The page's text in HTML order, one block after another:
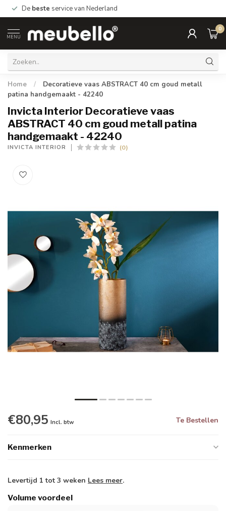
De beste service van Nederland
MENU
0
Home /
Decoratieve vaas ABSTRACT 40 cm goud metall
patina handgemaakt - 42240
Invicta Interior Decoratieve vaas
ABSTRACT 40 cm goud metall patina
handgemaakt - 42240
INVICTA INTERIOR (0)
€80,95 Incl. btw Te Bestellen
Kenmerken
Levertijd 1 tot 3 weken Lees meer.
Volume voordeel